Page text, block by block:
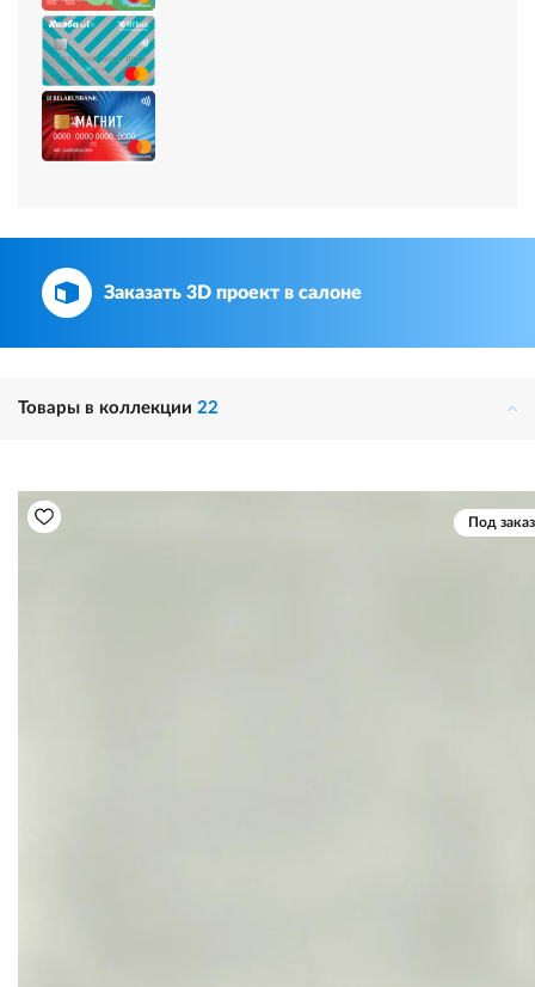
Заказать 3D проект в салоне
Товары в коллекции 22
Под заказ